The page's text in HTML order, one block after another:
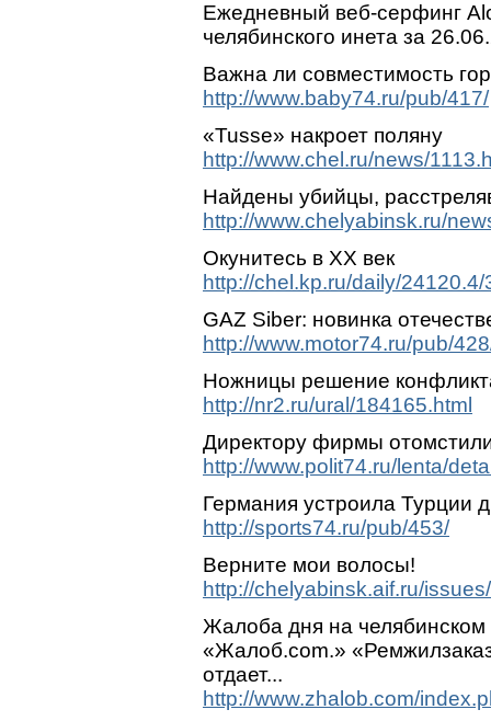
Ежедневный веб-серфинг
челябинского инета за
Важна ли совместимость
http://www.baby74.ru/pub/417/
«Tusse» накроет поляну
http://www.chel.ru/news/
Найдены убийцы,
http://www.chelyabinsk.ru/
Окунитесь в ХХ век
http://chel.kp.ru/daily/
GAZ Siber: новинка
http://www.motor74.ru/pub/
Ножницы решение
http://nr2.ru/ural/184165.html
Директору фирмы
http://www.polit74.ru/lenta/
Германия устроила Турции
http://sports74.ru/pub/453/
Верните мои волосы!
http://chelyabinsk.aif.ru/
Жалоба дня на
«Жалоб.com.»
отдает...
http://www.zhalob.com/